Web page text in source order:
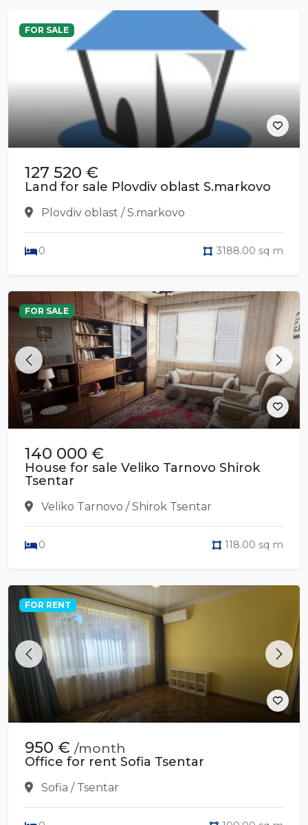
FOR SALE
127 520 €
Land for sale Plovdiv oblast S.markovo
Plovdiv oblast / S.markovo
0 3188.00 sq m
Previous Next
FOR SALE
140 000 €
House for sale Veliko Tarnovo Shirok
Tsentar
Veliko Tarnovo / Shirok Tsentar
0 118.00 sq m
Previous Next
FOR RENT
950 € /month
Office for rent Sofia Tsentar
Sofia / Tsentar